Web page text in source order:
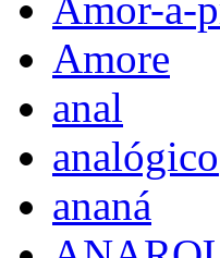
Amor-a-
Amore
anal
analógico
ananá